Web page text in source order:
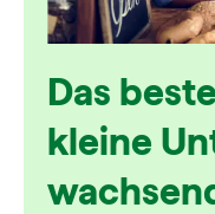
Das
kleine